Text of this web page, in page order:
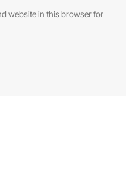
website in this browser for